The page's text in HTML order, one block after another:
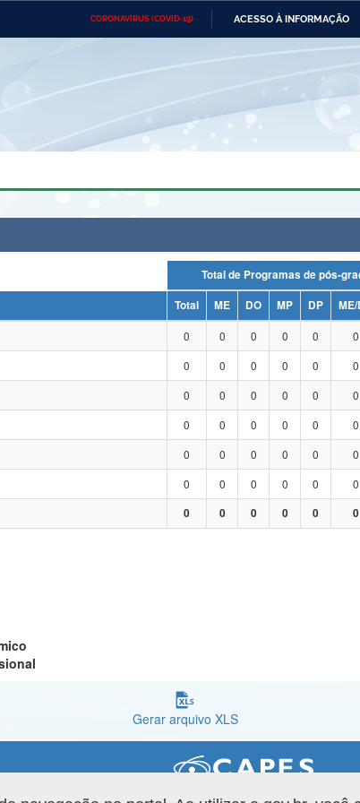
CORONAVÍRUS (COVID-19) ACESSO À INFORMAÇÃO
Ministério das Relações
Ministério do Desenvolvimento
Regional
Advocacia-Geral da União Banco Central do Brasil
Total de
Total ME DO MP DP ME/
0 0 0 0 0 0
0 0 0 0 0 0
0 0 0 0 0 0
0 0 0 0 0 0
0 0 0 0 0 0
0 0 0 0 0 0
0 0 0 0 0 0
Gerar arquivo XLS